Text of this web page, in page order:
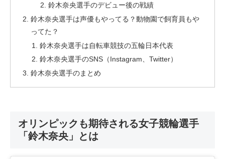
鈴木奈央選手のデビュー後の戦績
鈴木奈央選手は声優もやってる？動物園で飼育員もや
ってた？
鈴木奈央選手は自転車競技の五輪日本代表
鈴木奈央選手のSNS（Instagram、Twitter）
鈴木奈央選手のまとめ
オリンピックも期待される女子競輪選手
「鈴木奈央」とは